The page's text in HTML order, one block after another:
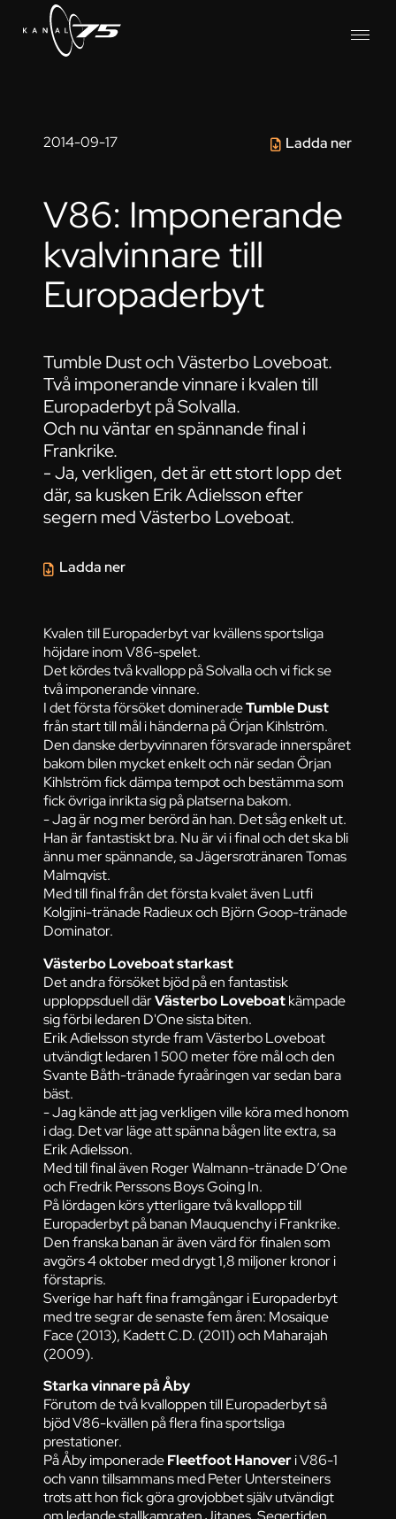
2014-09-17 Ladda ner
V86: Imponerande
kvalvinnare till
Europaderbyt
Tumble Dust och Västerbo Loveboat.
Två imponerande vinnare i kvalen till
Europaderbyt på Solvalla.
Och nu väntar en spännande final i
Frankrike.
- Ja, verkligen, det är ett stort lopp det
där, sa kusken Erik Adielsson efter
segern med Västerbo Loveboat.
Kvalen till Europaderbyt var kvällens sportsliga
höjdare inom V86-spelet.
Det kördes två kvallopp på Solvalla och vi fick se
två imponerande vinnare.
I det första försöket domineradeTumble Dust
från start till mål i händerna på Örjan Kihlström.
Den danske derbyvinnaren försvarade innerspåret
bakom bilen mycket enkelt och när sedan Örjan
Kihlström fick dämpa tempot och bestämma som
fick övriga inrikta sig på platserna bakom.
- Jag är nog mer berörd än han. Det såg enkelt ut.
Han är fantastiskt bra. Nu är vi i final och det ska bli
ännu mer spännande, sa Jägersrotränaren Tomas
Malmqvist.
Med till final från det första kvalet även Lutfi
Kolgjini-tränade Radieux och Björn Goop-tränade
Dominator.
Västerbo Loveboat starkast
Det andra försöket bjöd på en fantastisk
upploppsduell därVästerbo Loveboatkämpade
sig förbi ledaren D'One sista biten.
Erik Adielsson styrde fram Västerbo Loveboat
utvändigt ledaren 1 500 meter före mål och den
Svante Båth-tränade fyraåringen var sedan bara
bäst.
- Jag kände att jag verkligen ville köra med honom
i dag. Det var läge att spänna bågen lite extra, sa
Erik Adielsson.
Med till final även Roger Walmann-tränade D’One
och Fredrik Perssons Boys Going In.
På lördagen körs ytterligare två kvallopp till
Europaderbyt på banan Mauquenchy i Frankrike.
Den franska banan är även värd för finalen som
avgörs 4 oktober med drygt 1,8 miljoner kronor i
förstapris.
Sverige har haft fina framgångar i Europaderbyt
med tre segrar de senaste fem åren: Mosaique
Face (2013), Kadett C.D. (2011) och Maharajah
(2009).
Starka vinnare på Åby
Förutom de två kvalloppen till Europaderbyt så
bjöd V86-kvällen på flera fina sportsliga
prestationer.
På Åby imponeradeFleetfoot Hanoveri V86-1
och vann tillsammans med Peter Untersteiners
trots att hon fick göra grovjobbet själv utvändigt
Ladda ner